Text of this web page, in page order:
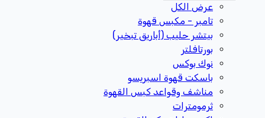
عرض الكل
تامبر - مكبس قهوة
بيتشر حليب (أباريق تبخير)
بورتافلتر
نوك بوكس
باسكت قهوة اسبريسو
مناشف وقواعد كبس القهوة
ثرمومترات